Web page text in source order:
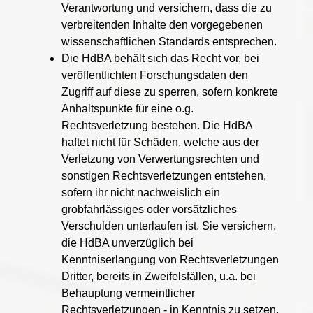
Verantwortung und versichern, dass die zu
verbreitenden Inhalte den vorgegebenen
wissenschaftlichen Standards entsprechen.
Die HdBA behält sich das Recht vor, bei
veröffentlichten Forschungsdaten den
Zugriff auf diese zu sperren, sofern konkrete
Anhaltspunkte für eine o.g.
Rechtsverletzung bestehen. Die HdBA
haftet nicht für Schäden, welche aus der
Verletzung von Verwertungsrechten und
sonstigen Rechtsverletzungen entstehen,
sofern ihr nicht nachweislich ein
grobfahrlässiges oder vorsätzliches
Verschulden unterlaufen ist. Sie versichern,
die HdBA unverzüglich bei
Kenntniserlangung von Rechtsverletzungen
Dritter, bereits in Zweifelsfällen, u.a. bei
Behauptung vermeintlicher
Rechtsverletzungen - in Kenntnis zu setzen.